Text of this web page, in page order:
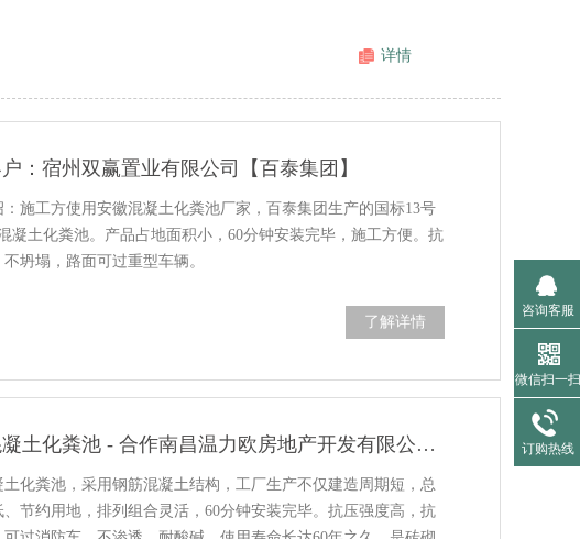
详情
：宿州双赢置业有限公司【百泰集团】
：施工方使用安徽混凝土化粪池厂家，百泰集团生产的国标13号
凝土化粪池。产品占地面积小，60分钟安装完毕，施工方便。抗
不坍塌，路面可过重型车辆。
了解详情
江西混凝土化粪池 - 合作南昌温力欧房地产开发有限公司【百泰集团】
土化粪池，采用钢筋混凝土结构，工厂生产不仅建造周期短，总
、节约用地，排列组合灵活，60分钟安装完毕。抗压强度高，抗
咨询客服
微信扫一扫
订购热线